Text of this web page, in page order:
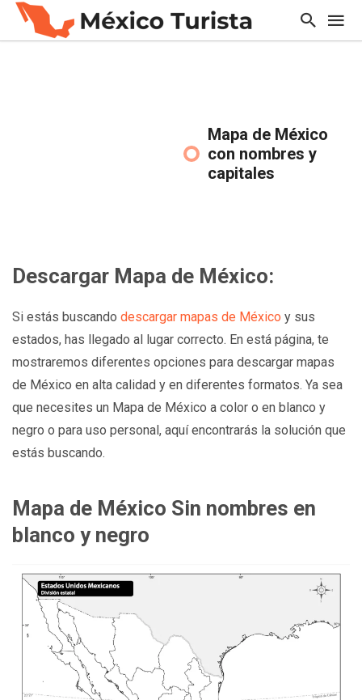
Mapa de México
con nombres y
capitales
Descargar Mapa de México:
Si estás buscando descargar mapas de México y sus
estados, has llegado al lugar correcto. En está página, te
mostraremos diferentes opciones para descargar mapas
de México en alta calidad y en diferentes formatos. Ya sea
que necesites un Mapa de México a color o en blanco y
negro o para uso personal, aquí encontrarás la solución que
estás buscando.
Mapa de México Sin nombres en
blanco y negro